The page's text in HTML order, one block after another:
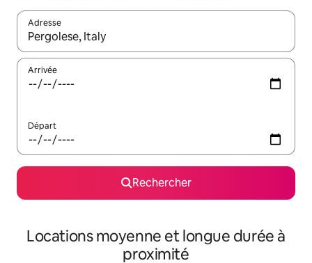
Adresse
Lorsque les résultats s'affichent, utilisez les flèches vers le
Arrivée
Départ
Rechercher
Locations moyenne et longue durée à
proximité